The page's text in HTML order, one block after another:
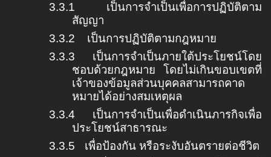
3.3.1
เป็นการจำเป็นเพื่อการปฏิบัติตาม
สัญญา
3.3.2 เป็นการปฏิบัติตามกฎหมาย
3.3.3 เป็นการจำเป็นภายใต้ประโยชน์โดย
ชอบด้วยกฎหมาย โดยไม่เกินขอบเขตที่
เจ้าของข้อมูลส่วนบุคคลสามารถคาด
หมายได้อย่างสมเหตุผล
3.3.4
เป็นการจำเป็นเพื่อดำเนินภารกิจเพื่อ
ประโยชน์สาธารณะ
3.3.5
เพื่อป้องกัน หรือระงับอันตรายต่อชีวิต